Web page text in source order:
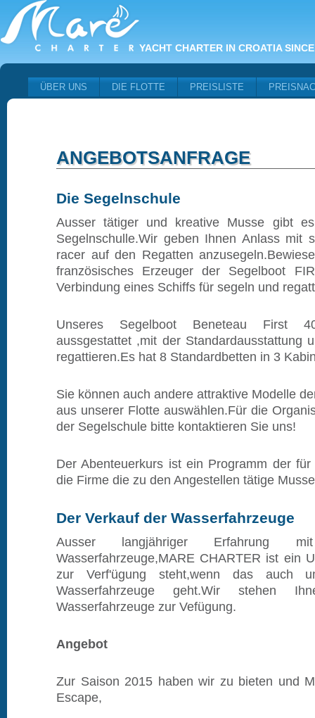
YACHT CHARTER IN CROATIA
ÜBER UNS DIE FLOTTE PREISLISTE
ANGEBOTSANFRAGE
Die Segelnschule
Ausser tätiger und kreative Musse gibt
Segelnschulle.Wir geben Ihnen Anlass mit
racer auf den Regatten
französisches Erzeuger der Segelboot
Verbindung eines Schiffs für segeln und
Unseres Segelboot Beneteau First
aussgestattet ,mit der Standardausstattung
regattieren.Es hat 8 Standardbetten in 3
Sie können auch andere attraktive Modelle
aus unserer Flotte auswählen.Für die
der Segelschule bitte kontaktieren Sie uns!
Der Abenteuerkurs ist ein Programm der
die Firme die zu den Angestellen tätige
Der Verkauf der Wasserfahrzeuge
Ausser langjähriger Erfahrung
Wasserfahrzeuge,MARE CHARTER ist ein
zur Verf'ügung steht,wenn das auch
Wasserfahrzeuge geht.Wir stehen
Wasserfahrzeuge zur Vefügung.
Angebot
Zur Saison 2015 haben wir zu bieten und
Escape,